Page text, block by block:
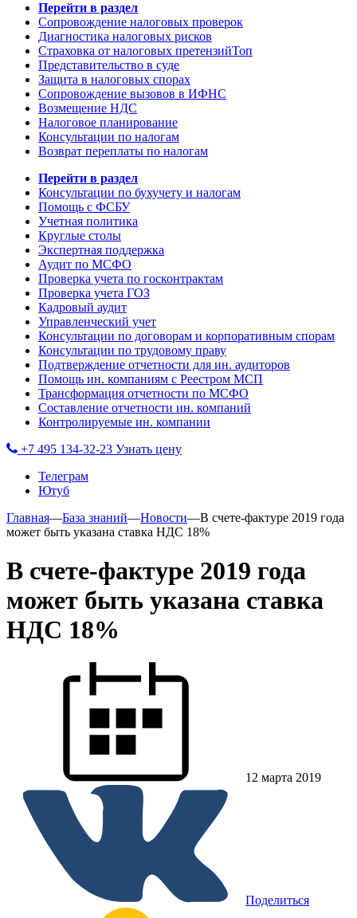
Перейти в раздел
Сопровождение налоговых проверок
Диагностика налоговых рисков
Страховка от налоговых претензийТоп
Представительство в суде
Защита в налоговых спорах
Сопровождение вызовов в ИФНС
Возмещение НДС
Налоговое планирование
Консультации по налогам
Возврат переплаты по налогам
Перейти в раздел
Консультации по бухучету и налогам
Помощь с ФСБУ
Учетная политика
Круглые столы
Экспертная поддержка
Аудит по МСФО
Проверка учета по госконтрактам
Проверка учета ГОЗ
Кадровый аудит
Управленческий учет
Консультации по договорам и корпоративным спорам
Консультации по трудовому праву
Подтверждение отчетности для ин. аудиторов
Помощь ин. компаниям с Реестром МСП
Трансформация отчетности по МСФО
Составление отчетности ин. компаний
Контролируемые ин. компании
+7 495 134-32-23 Узнать цену
Телеграм
Ютуб
Главная—База знаний—Новости—В счете-фактуре 2019 года
может быть указана ставка НДС 18%
В счете-фактуре 2019 года
может быть указана ставка
НДС 18%
12 марта 2019
Поделиться